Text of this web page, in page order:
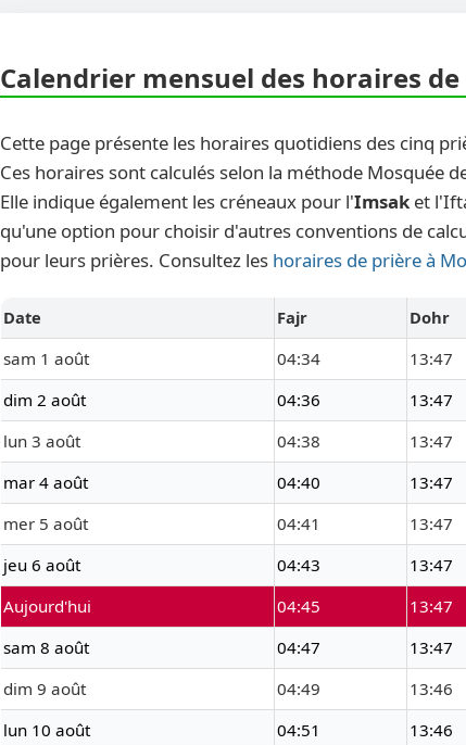
Calendrier mensuel des horaires
Cette page présente les horaires quotidiens des cinq
Ces horaires sont calculés selon la méthode Mosquée
Elle indique également les créneaux pour l'Imsak et
qu'une option pour choisir d'autres conventions de
pour leurs prières. Consultez les horaires de prière à
Date Fajr Dohr
sam 1 août
04:34 13:47
dim 2 août
04:36 13:47
lun 3 août
04:38 13:47
mar 4 août
04:40 13:47
mer 5 août
04:41 13:47
jeu 6 août
04:43 13:47
Aujourd'hui
04:45 13:47
sam 8 août
04:47 13:47
dim 9 août
04:49 13:46
lun 10 août
04:51 13:46